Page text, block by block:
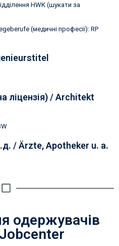
HWK (шукати за
(медичні професії): RP
ліцензія) / Architekt
/ Ärzte, Apotheker u. a.
одержувачів